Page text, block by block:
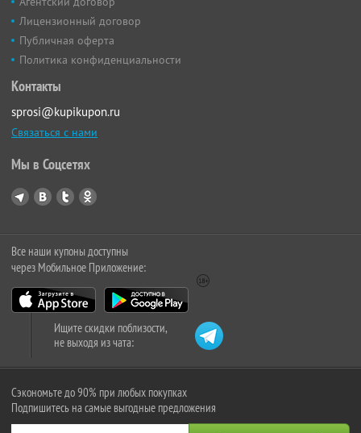
Лицензионный договор
Публичная оферта
Политика конфиденциальности
Контакты
sprosi@kupikupon.ru
Связаться с нами
Мы в Соцсетях
Все наши купоны доступны
через Мобильное Приложение:
Ищите скидки поблизости,
не выходя из чата:
Сэкономьте до 90% при любых покупках
Подпишитесь на самые выгодные предложения